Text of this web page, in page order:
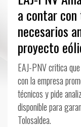
a contar
necesarios
proyecto
EAJ-PNV critica
con la empresa
técnicos y pide
disponible para
Tolosaldea.